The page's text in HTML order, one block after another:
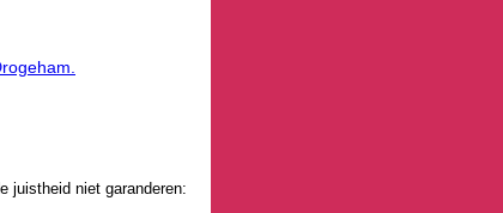
juistheid niet garanderen: